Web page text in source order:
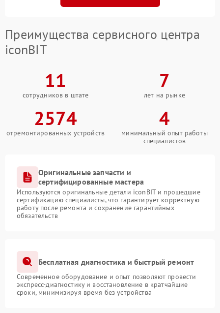
Преимущества сервисного центра
iconBIT
11
сотрудников в штате
7
лет на рынке
2574
отремонтированных устройств
4
минимальный опыт работы
специалистов
Оригинальные запчасти и
сертифицированные мастера
Используются оригинальные детали iconBIT и прошедшие
сертификацию специалисты, что гарантирует корректную
работу после ремонта и сохранение гарантийных
обязательств
Бесплатная диагностика и быстрый ремонт
Современное оборудование и опыт позволяют провести
экспресс-диагностику и восстановление в кратчайшие
сроки, минимизируя время без устройства